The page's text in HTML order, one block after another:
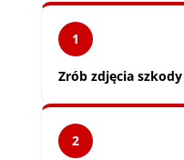
1
Zrób zdjęcia szkody
2